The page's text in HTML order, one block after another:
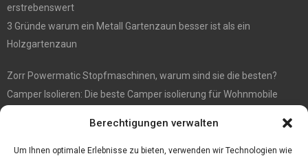
Berechtigungen verwalten
Um Ihnen optimale Erlebnisse zu bieten, verwenden wir Technologien wie
erstrebenswert
3 Gründe warum ein Metall Gartenzaun besser ist als ein
Holzgartenzaun
Zorr Powermatic Stopfmaschinen, warum sind sie die besten?
Camper Isolieren: Die beste Camper isolierung für Wohnmobile
Immobilienmakler Gökay Gündüz
Masterarbeit auf Englisch: Anleitung zum Verfassen